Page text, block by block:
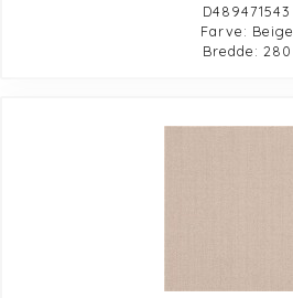
D489471543
Farve: Beige
Bredde: 280